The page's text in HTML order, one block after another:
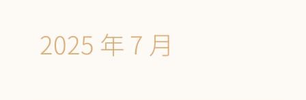
2025 年 7 月